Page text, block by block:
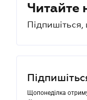
Читайте
Підпишіться,
Щопонеділка